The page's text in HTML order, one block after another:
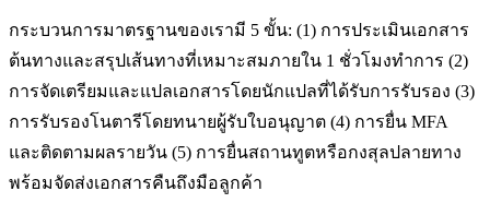
กระบวนการมาตรฐานของเรามี 5 ขั้น: (1) การประเมินเอกสาร
ต้นทางและสรุปเส้นทางที่เหมาะสมภายใน 1 ชั่วโมงทำการ (2)
การจัดเตรียมและแปลเอกสารโดยนักแปลที่ได้รับการรับรอง (3)
การรับรองโนตารีโดยทนายผู้รับใบอนุญาต (4) การยื่น MFA
และติดตามผลรายวัน (5) การยื่นสถานทูตหรือกงสุลปลายทาง
พร้อมจัดส่งเอกสารคืนถึงมือลูกค้า